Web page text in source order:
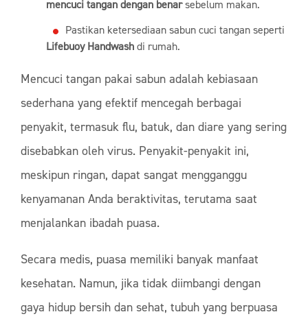
mencuci tangan dengan benarsebelum makan.
Pastikan ketersediaan sabun cuci tangan seperti
Lifebuoy Handwashdi rumah.
Mencuci tangan pakai sabun adalah kebiasaan
sederhana yang efektif mencegah berbagai
penyakit, termasuk flu, batuk, dan diare yang sering
disebabkan oleh virus. Penyakit-penyakit ini,
meskipun ringan, dapat sangat mengganggu
kenyamanan Anda beraktivitas, terutama saat
menjalankan ibadah puasa.
Secara medis, puasa memiliki banyak manfaat
kesehatan. Namun, jika tidak diimbangi dengan
gaya hidup bersih dan sehat, tubuh yang berpuasa